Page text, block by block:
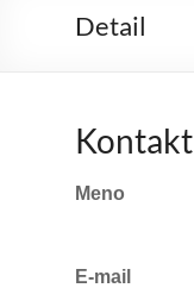
Detail
Meno
E-mail